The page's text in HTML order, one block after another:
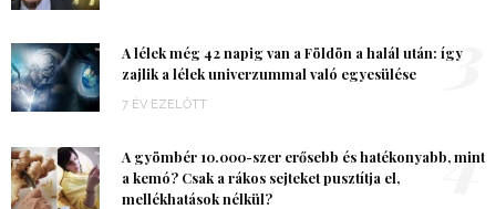
A lélek még 42 napig van a Földön a halál után: így
zajlik a lélek univerzummal való egyesülése
7 ÉV EZELŐTT
3
A gyömbér 10.000-szer erősebb és hatékonyabb, mint
a kemó? Csak a rákos sejteket pusztítja el,
mellékhatások nélkül?
4